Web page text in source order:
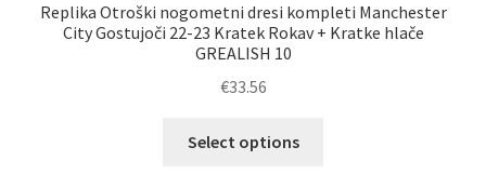
Replika Otroški nogometni dresi kompleti Manchester
City Gostujoči 22-23 Kratek Rokav + Kratke hlače
GREALISH 10
€33.56
Select options